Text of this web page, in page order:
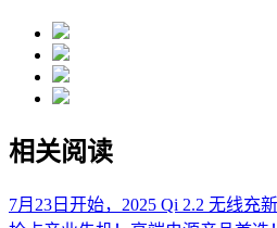
相关阅读
7月23日开始，2025 Qi 2.2 无线充